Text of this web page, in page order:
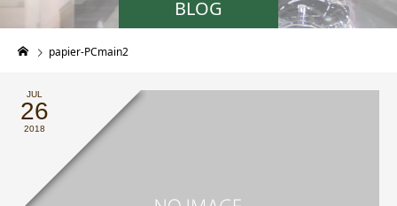
BLOG
papier-PCmain2
JUL
26
2018